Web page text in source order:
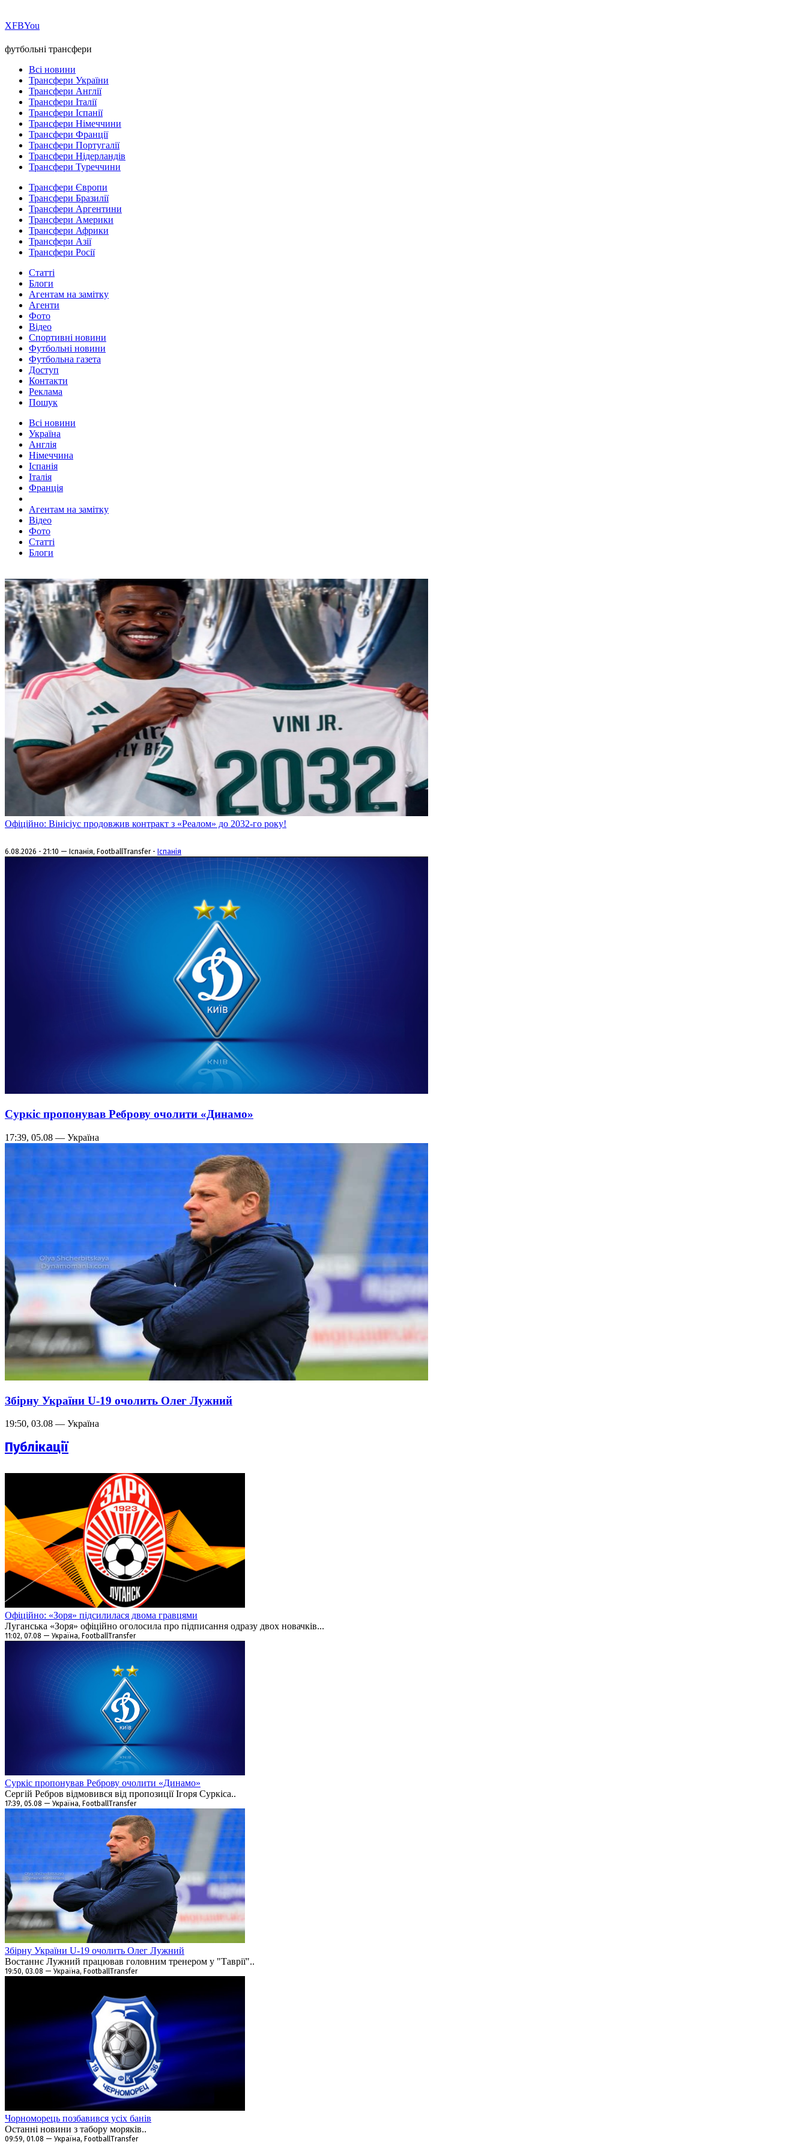
ХFBYou
футбольні трансфери
Всі новини
Трансфери України
Трансфери Англії
Трансфери Італії
Трансфери Іспанії
Трансфери Німеччини
Трансфери Франції
Трансфери Португалії
Трансфери Нідерландів
Трансфери Туреччини
Трансфери Європи
Трансфери Бразилії
Трансфери Аргентини
Трансфери Америки
Трансфери Африки
Трансфери Азії
Трансфери Росії
Статті
Блоги
Агентам на замітку
Агенти
Фото
Відео
Спортивні новини
Футбольні новини
Футбольна газета
Доступ
Контакти
Реклама
Пошук
Всі новини
Україна
Англія
Німеччина
Іспанія
Італія
Франція
Агентам на замітку
Відео
Фото
Статті
Блоги
Офіційно: Вінісіус продовжив контракт з «Реалом» до 2032-го року!
6.08.2026 - 21:10 — Іспанія, FootballTransfer - Іспанія
Суркіс пропонував Реброву очолити «Динамо»
17:39, 05.08 — Україна
Збірну України U-19 очолить Олег Лужний
19:50, 03.08 — Україна
Публікації
Офіційно: «Зоря» підсилилася двома гравцями
Луганська «Зоря» офіційно оголосила про підписання одразу двох новачків...
11:02, 07.08 — Україна, FootballTransfer
Суркіс пропонував Реброву очолити «Динамо»
Сергій Ребров відмовився від пропозиції Ігоря Суркіса..
17:39, 05.08 — Україна, FootballTransfer
Збірну України U-19 очолить Олег Лужний
Востаннє Лужний працював головним тренером у "Таврії"..
19:50, 03.08 — Україна, FootballTransfer
Чорноморець позбавився усіх банів
Останні новини з табору моряків..
09:59, 01.08 — Україна, FootballTransfer